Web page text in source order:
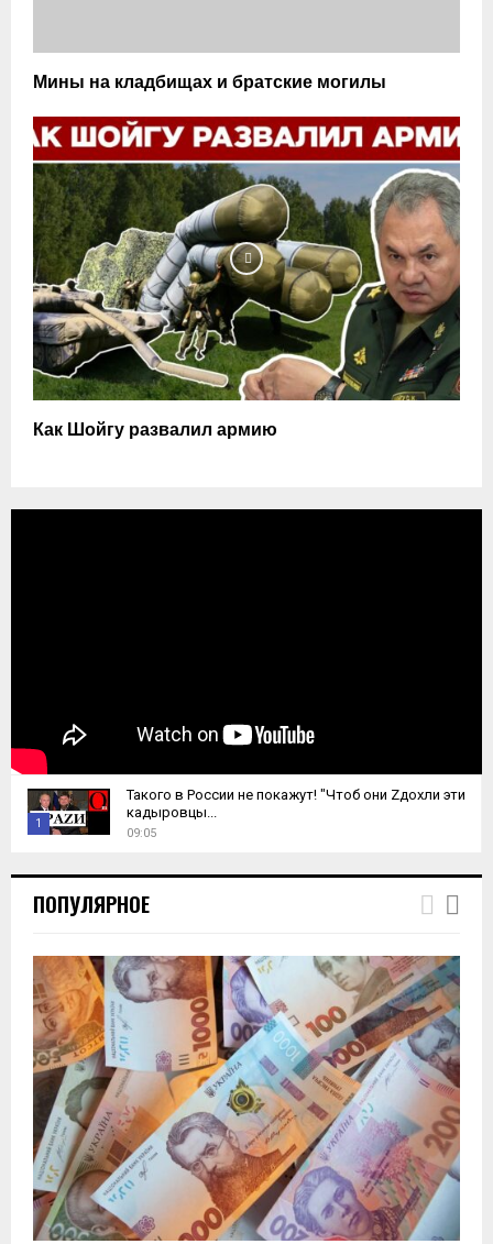
Мины на кладбищах и братские могилы
Как Шойгу развалил армию
1
h
u
a
y
u
e
Такого в России не покажут! "Чтоб они Zдохли эти
кадыровцы...
09:05
ПОПУЛЯРНОЕ